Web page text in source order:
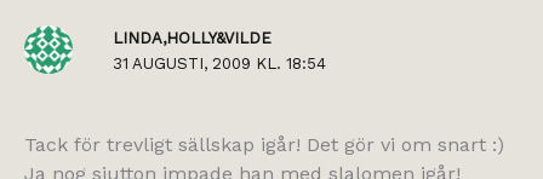
LINDA,HOLLY&VILDE
31 AUGUSTI, 2009 KL. 18:54
Tack för trevligt sällskap igår! Det gör vi om snart :)
Ja nog sjutton impade han med slalomen igår!